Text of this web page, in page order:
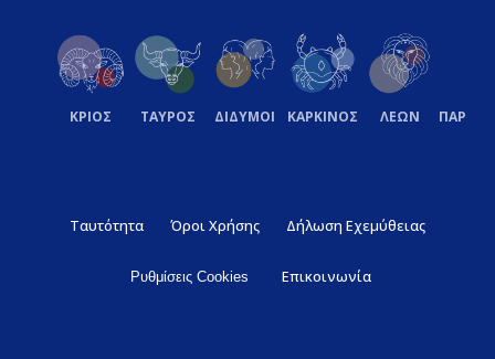
ΚΡΙΟΣ ΤΑΥΡΟΣ ΔΙΔΥΜΟΙ ΚΑΡΚΙΝΟΣ ΛΕΩΝ
Ταυτότητα Όροι Χρήσης Δήλωση Εχεμύθειας
Ρυθμίσεις Cookies Επικοινωνία